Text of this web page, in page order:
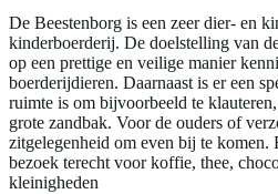
De Beestenborg is een zeer dier- en
kinderboerderij. De doelstelling van
op een prettige en veilige manier
boerderijdieren. Daarnaast is er een
ruimte is om bijvoorbeeld te
grote zandbak. Voor de ouders of
zitgelegenheid om even bij te komen.
bezoek terecht voor koffie, thee,
kleinigheden